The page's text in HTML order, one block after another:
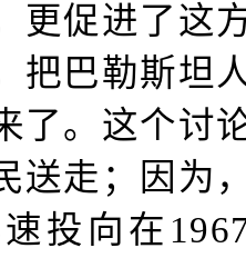
更促进了这
把巴勒斯坦
了。这个讨
送走；因为
投向在